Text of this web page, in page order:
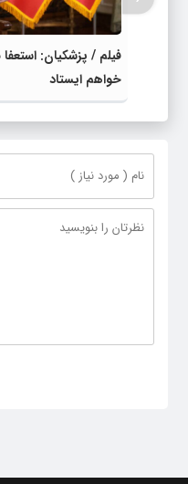
فیلم / پزشکیان:
خواهم ایستاد